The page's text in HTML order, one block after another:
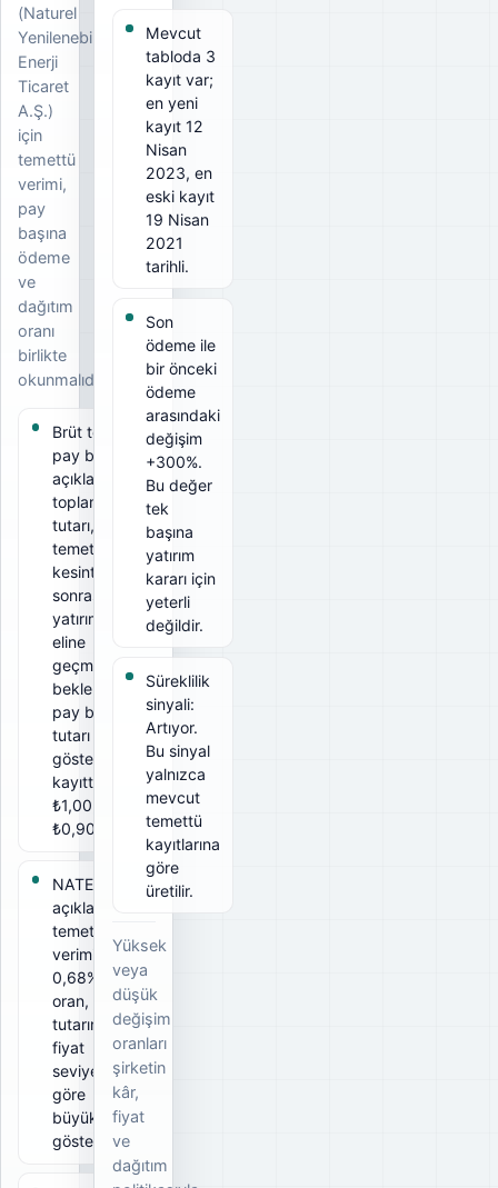
(Naturel
Yenilenebilir
Enerji
Ticaret
A.Ş.)
için
temettü
verimi,
pay
başına
ödeme
ve
dağıtım
oranı
birlikte
okunmalıdır.
Brüt temettü
pay başına
açıklanan
toplam
tutarı, net
temettü ise
kesintiler
sonrası
yatırımcının
eline
geçmesi
beklenen
pay başına
tutarı
gösterir. Bu
kayıtta brüt
₺1,00, net
₺0,90.
NATEN için
açıklanan
temettü
verimi
0,68%. Bu
oran, ödeme
tutarının ilgili
fiyat
seviyesine
göre
büyüklüğünü
gösterir.
Mevcut
tabloda 3
kayıt var;
en yeni
kayıt 12
Nisan
2023, en
eski kayıt
19 Nisan
2021
tarihli.
Son
ödeme ile
bir önceki
ödeme
arasındaki
değişim
+300%.
Bu değer
tek
başına
yatırım
kararı için
yeterli
değildir.
Süreklilik
sinyali:
Artıyor.
Bu sinyal
yalnızca
mevcut
temettü
kayıtlarına
göre
üretilir.
Yüksek
veya
düşük
değişim
oranları
şirketin
kâr,
fiyat
ve
dağıtım